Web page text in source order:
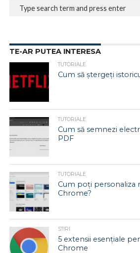
TE-AR PUTEA INTERESA
TUTORIALE
Cum să ștergeți
TUTORIALE
Cum să semnezi
PDF
TUTORIALE
Cum poți personaliza
Chrome?
STIRI
5 extensii esențiale
Chrome